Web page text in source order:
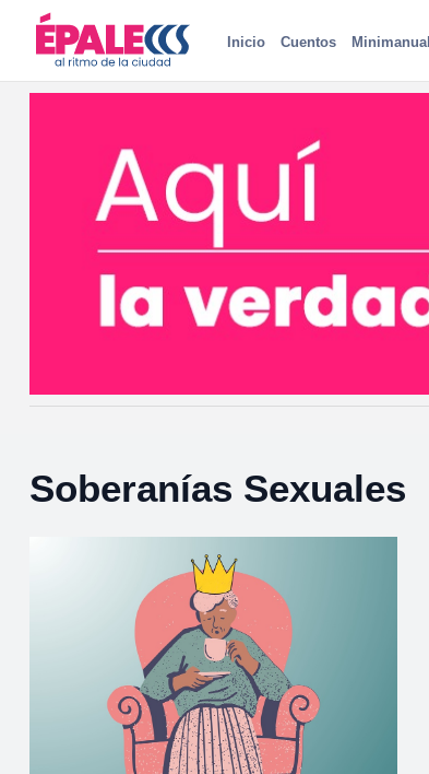
Inicio Cuentos Minimanual
Soberanías Sexuales